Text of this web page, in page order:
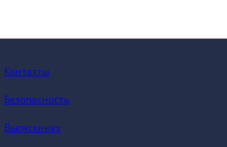
Контакты
Безопасность
Выпускнику